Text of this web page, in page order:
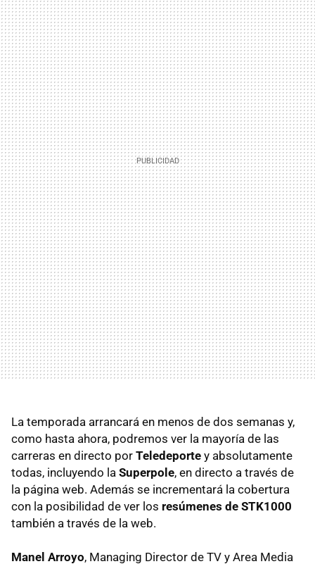
La temporada arrancará en menos de dos semanas y,
como hasta ahora, podremos ver la mayoría de las
carreras en directo por Teledeporte y absolutamente
todas, incluyendo la Superpole, en directo a través de
la página web. Además se incrementará la cobertura
con la posibilidad de ver los resúmenes de STK1000
también a través de la web.
Manel Arroyo, Managing Director de TV y Area Media